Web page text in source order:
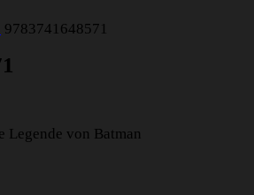
9783741648571
Legende von Batman